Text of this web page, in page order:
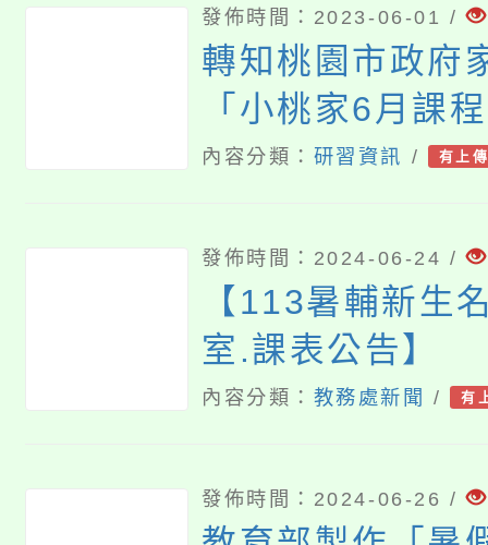
發佈時間：2023-06-01 /
轉知桃園市政府
「小桃家6月課
「Hello!新鮮人
息。
內容分類： 研習資訊 / 有上
發佈時間：2024-06-24 /
【113暑輔新生
室.課表公告】
內容分類： 教務處新聞 / 有
發佈時間：2024-06-26 /